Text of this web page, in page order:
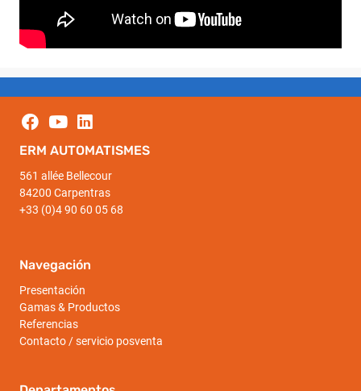
ERM AUTOMATISMES
561 allée Bellecour
84200 Carpentras
+33 (0)4 90 60 05 68
Navegación
Presentación
Gamas & Productos
Referencias
Contacto / servicio posventa